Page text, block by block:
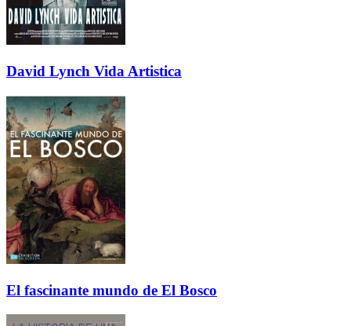
David Lynch Vida Artistica
El fascinante mundo de El Bosco